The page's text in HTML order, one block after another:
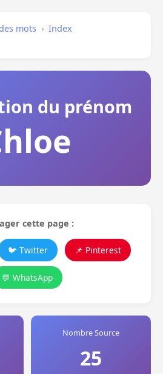
mots › Index
du prénom
cette page :
🐦 Twitter 📌 Pinterest
💬 WhatsApp
Nombre Source
25